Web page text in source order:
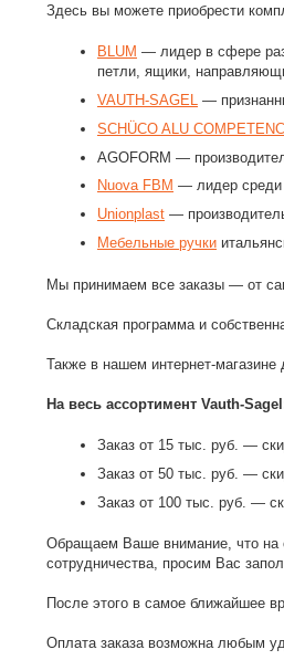
Здесь вы можете приобрести
BLUM — лидер в сфере
петли, ящики,
VAUTH-SAGEL —
SCHÜCO ALU
AGOFORM —
Nuova FBM — лидер среди
Unionplast —
Мебельные ручки
Мы принимаем все заказы — от
Складская программа и
Также в нашем интернет-
На весь ассортимент Vauth-
Заказ от 15 тыс. руб. —
Заказ от 50 тыс. руб. —
Заказ от 100 тыс. руб. —
Обращаем Ваше внимание, что на
сотрудничества, просим Вас
После этого в самое ближайшее
Оплата заказа возможна любым